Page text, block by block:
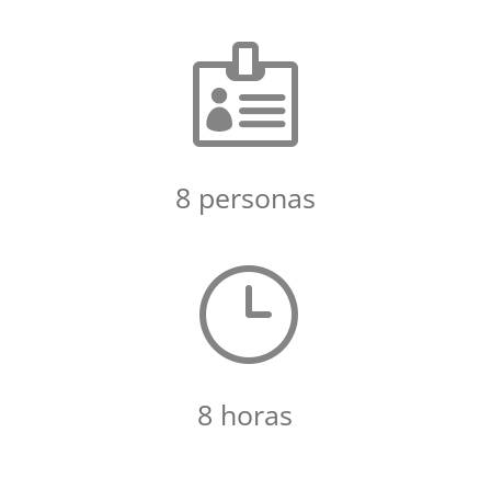

8 personas
}
8 horas